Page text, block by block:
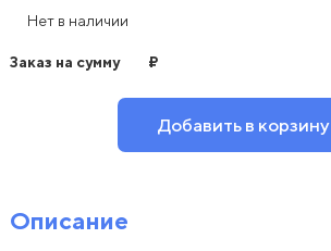
Нет в наличии
Заказ на сумму ₽
Добавить в корзину
Описание